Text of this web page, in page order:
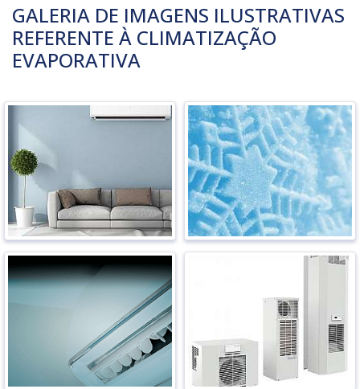
GALERIA DE IMAGENS ILUSTRATIVAS
REFERENTE À CLIMATIZAÇÃO
EVAPORATIVA